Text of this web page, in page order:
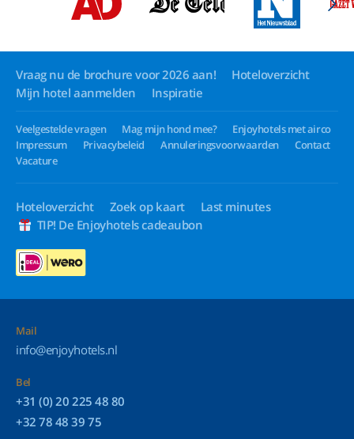
Vraag nu de brochure voor 2026 aan!
Hoteloverzicht
Mijn hotel aanmelden
Inspiratie
Veelgestelde vragen Mag mijn hond mee?
Enjoyhotels met airco
Impressum
Privacybeleid Annuleringsvoorwaarden
Contact
Vacature
Hoteloverzicht Zoek op kaart
Last minutes
TIP! De Enjoyhotels cadeaubon
Mail
info@enjoyhotels.nl
Bel
+31 (0) 20 225 48 80
+32 78 48 39 75